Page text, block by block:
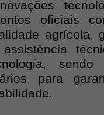
oficiais
agrícola,
sendo
para